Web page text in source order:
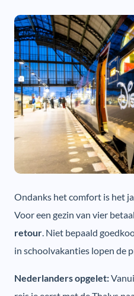
Ondanks het comfort is het
Voor een gezin van vier
retour. Niet bepaald
in schoolvakanties lopen de
Nederlanders opgelet: